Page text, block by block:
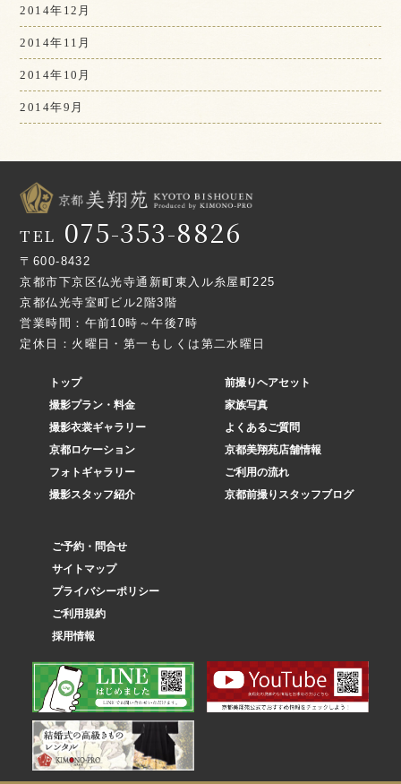
2014年12月
2014年11月
2014年10月
2014年9月
TEL 075-353-8826
〒600-8432
京都市下京区仏光寺通新町東入ル糸屋町225
京都仏光寺室町ビル2階3階
営業時間：午前10時～午後7時
定休日：火曜日・第一もしくは第二水曜日
トップ
撮影プラン・料金
撮影衣裳ギャラリー
京都ロケーション
フォトギャラリー
撮影スタッフ紹介
前撮りヘアセット
家族写真
よくあるご質問
京都美翔苑店舗情報
ご利用の流れ
京都前撮りスタッフブログ
ご予約・問合せ
サイトマップ
プライバシーポリシー
ご利用規約
採用情報